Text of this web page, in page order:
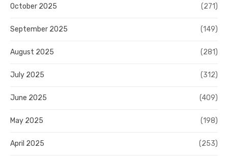
October 2025 (271)
September 2025 (149)
August 2025 (281)
July 2025 (312)
June 2025 (409)
May 2025 (198)
April 2025 (253)